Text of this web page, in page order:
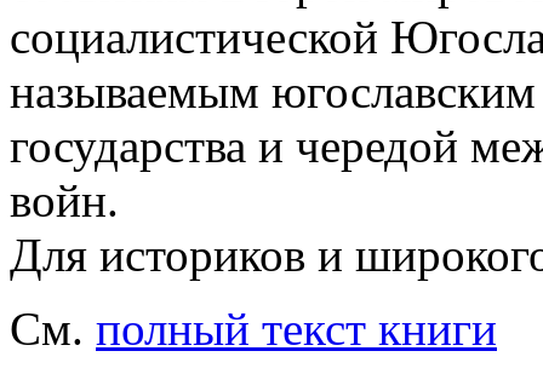
социалистической
называемым
государства и чередой
войн.
Для историков и
См. полный текст книги